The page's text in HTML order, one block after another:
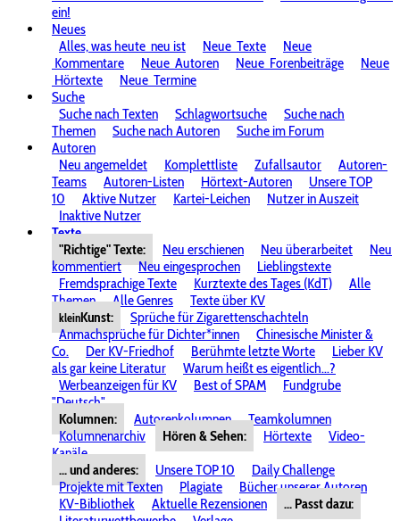
ein!
Neues
Alles, was heute neu ist Neue Texte
Neue
Kommentare
Neue Autoren Neue Forenbeiträge
Neue
Hörtexte
Neue Termine
Suche
Suche nach Texten
Schlagwortsuche
Suche nach
Themen
Suche nach Autoren
Suche im Forum
Autoren
Neu angemeldet
Komplettliste Zufallsautor
Autoren-
Teams
Autoren-Listen Hörtext-Autoren
Unsere TOP
10
Aktive Nutzer Kartei-Leichen
Nutzer in Auszeit
Inaktive Nutzer
Texte
"Richtige" Texte:
Neu erschienen Neu überarbeitet
Neu
kommentiert
Neu eingesprochen
Lieblingstexte
Fremdsprachige Texte
Kurztexte des Tages (KdT)
Alle
Themen
Alle Genres Texte über KV
kleinKunst:
Sprüche für Zigarettenschachteln
Anmachsprüche für Dichter*innen
Chinesische Minister &
Co.
Der KV-Friedhof Berühmte letzte Worte
Lieber KV
als gar keine Literatur
Warum heißt es eigentlich...?
Werbeanzeigen für KV
Best of SPAM
Fundgrube
"Deutsch"
Kolumnen:
Autorenkolumnen
Teamkolumnen
Kolumnenarchiv
Hören & Sehen: Hörtexte
Video-
Kanäle
... und anderes:
Unsere TOP 10
Daily Challenge
Projekte mit Texten
Plagiate
Bücher unserer Autoren
KV-Bibliothek
Aktuelle Rezensionen
... Passt dazu: